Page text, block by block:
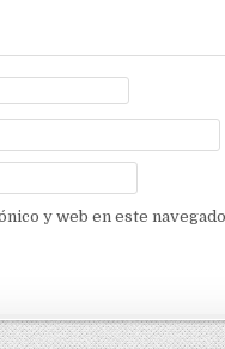
y web en este